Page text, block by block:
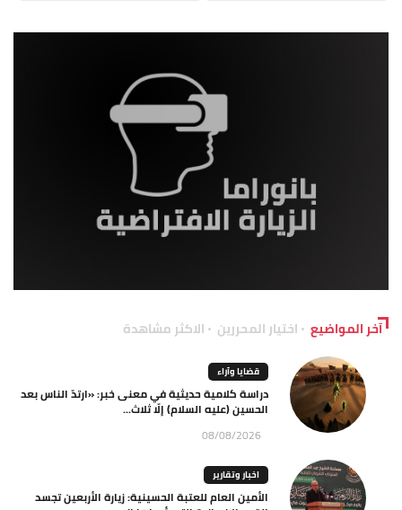
آخر المواضيع اختيار المحررين الاكثر مشاهدة
قضايا وآراء
دراسة كلامية حديثية في معنى خبر: «ارتدّ الناس بعد
الحسين (عليه السلام) إلّا ثلاث...
08/08/2026
اخبار وتقارير
الأمين العام للعتبة الحسينية: زيارة الأربعين تجسد